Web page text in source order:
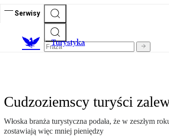
Serwisy
Turystyka
Cudzoziemscy turyści
Włoska branża turystyczna podała, że w zeszłym
zostawiają więc mniej pieniędzy